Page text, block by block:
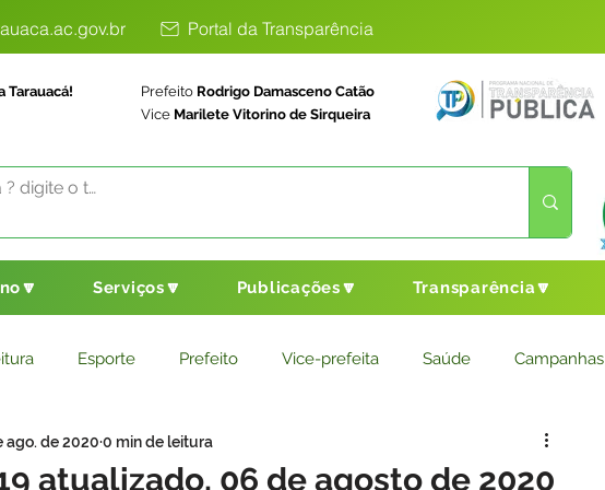
Portal da Transparência
Tarauacá! Prefeito Rodrigo Damasceno Catão
Vice Marilete Vitorino de Sirqueira
Serviços🔽 Publicações🔽 Transparência🔽
Esporte Prefeito Vice-prefeita Saúde Campanhas
Saneamento Básico Cultura e Esporte
atualizado, 06 de agosto de 2020
ago. de 2020 0 min de leitura